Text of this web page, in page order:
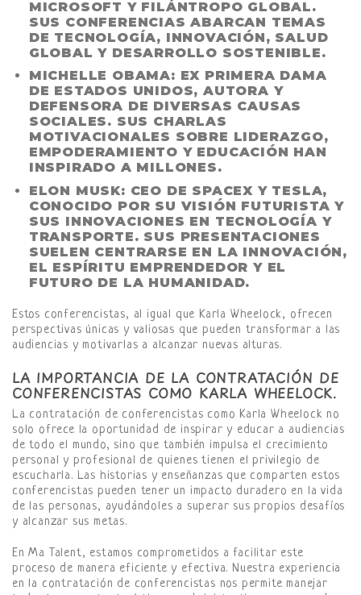
MICROSOFT Y FILÁNTROPO GLOBAL.
SUS CONFERENCIAS ABARCAN TEMAS
DE TECNOLOGÍA, INNOVACIÓN, SALUD
GLOBAL Y DESARROLLO SOSTENIBLE.
MICHELLE OBAMA: EX PRIMERA DAMA
DE ESTADOS UNIDOS, AUTORA Y
DEFENSORA DE DIVERSAS CAUSAS
SOCIALES. SUS CHARLAS
MOTIVACIONALES SOBRE LIDERAZGO,
EMPODERAMIENTO Y EDUCACIÓN HAN
INSPIRADO A MILLONES.
ELON MUSK: CEO DE SPACEX Y TESLA,
CONOCIDO POR SU VISIÓN FUTURISTA Y
SUS INNOVACIONES EN TECNOLOGÍA Y
TRANSPORTE. SUS PRESENTACIONES
SUELEN CENTRARSE EN LA INNOVACIÓN,
EL ESPÍRITU EMPRENDEDOR Y EL
FUTURO DE LA HUMANIDAD.
Estos conferencistas, al igual que Karla Wheelock, ofrecen
perspectivas únicas y valiosas que pueden transformar a las
audiencias y motivarlas a alcanzar nuevas alturas.
LA IMPORTANCIA DE LA CONTRATACIÓN DE
CONFERENCISTAS COMO KARLA WHEELOCK.
La contratación de conferencistas como Karla Wheelock no
solo ofrece la oportunidad de inspirar y educar a audiencias
de todo el mundo, sino que también impulsa el crecimiento
personal y profesional de quienes tienen el privilegio de
escucharla. Las historias y enseñanzas que comparten estos
conferencistas pueden tener un impacto duradero en la vida
de las personas, ayudándoles a superar sus propios desafíos
y alcanzar sus metas.
En Ma Talent, estamos comprometidos a facilitar este
proceso de manera eficiente y efectiva. Nuestra experiencia
en la contratación de conferencistas nos permite manejar